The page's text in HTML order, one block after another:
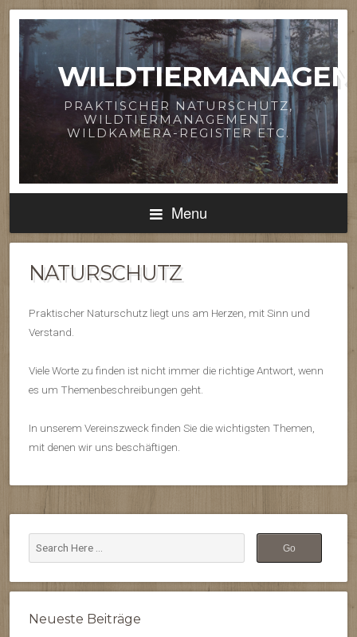
PRAKTISCHER NATURSCHUTZ,
WILDTIERMANAGEMENT,
WILDKAMERA-REGISTER ETC.
Menu
NATURSCHUTZ
Praktischer Naturschutz liegt uns am Herzen, mit Sinn und
Verstand.
Viele Worte zu finden ist nicht immer die richtige Antwort, wenn
es um Themenbeschreibungen geht.
In unserem Vereinszweck finden Sie die wichtigsten Themen,
mit denen wir uns beschäftigen.
Neueste Beiträge